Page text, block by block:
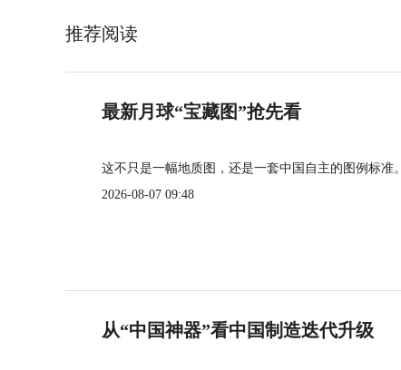
推荐阅读
最新月球“宝藏图”抢先看
这不只是一幅地质图，还是一套中国自主的图例标准。
2026-08-07 09:48
从“中国神器”看中国制造迭代升级